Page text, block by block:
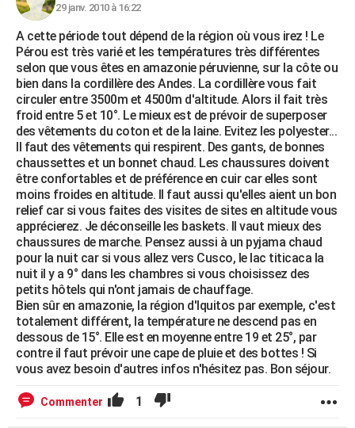
29 janv. 2010 à 16:22
A cette période tout dépend de la région où vous irez ! Le
Pérou est très varié et les températures très différentes
selon que vous êtes en amazonie péruvienne, sur la côte ou
bien dans la cordillère des Andes. La cordillère vous fait
circuler entre 3500m et 4500m d'altitude. Alors il fait très
froid entre 5 et 10°. Le mieux est de prévoir de superposer
des vêtements du coton et de la laine. Evitez les polyester...
Il faut des vêtements qui respirent. Des gants, de bonnes
chaussettes et un bonnet chaud. Les chaussures doivent
être confortables et de préférence en cuir car elles sont
moins froides en altitude. Il faut aussi qu'elles aient un bon
relief car si vous faites des visites de sites en altitude vous
apprécierez. Je déconseille les baskets. Il vaut mieux des
chaussures de marche. Pensez aussi à un pyjama chaud
pour la nuit car si vous allez vers Cusco, le lac titicaca la
nuit il y a 9° dans les chambres si vous choisissez des
petits hôtels qui n'ont jamais de chauffage.
Bien sûr en amazonie, la région d'Iquitos par exemple, c'est
totalement différent, la température ne descend pas en
dessous de 15°. Elle est en moyenne entre 19 et 25°, par
contre il faut prévoir une cape de pluie et des bottes ! Si
vous avez besoin d'autres infos n'hésitez pas. Bon séjour.
Commenter 1